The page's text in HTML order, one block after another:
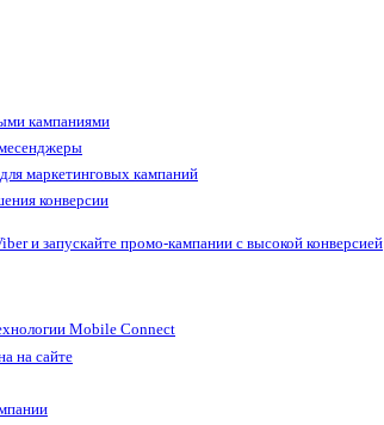
кампаниями
маркетинговых кампаний
конверсии
и запускайте промо-кампании с высокой конверсией
Mobile Connect
на сайте